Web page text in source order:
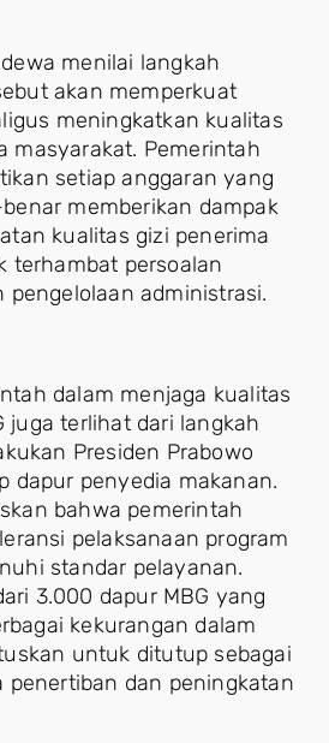
menilai langkah
akan memperkuat
meningkatkan kualitas
masyarakat. Pemerintah
setiap anggaran yang
memberikan dampak
kualitas gizi penerima
terhambat persoalan
pengelolaan administrasi.
dalam menjaga kualitas
juga terlihat dari langkah
Presiden Prabowo
dapur penyedia makanan.
bahwa pemerintah
pelaksanaan program
standar pelayanan.
3.000 dapur MBG yang
kekurangan dalam
untuk ditutup sebagai
penertiban dan peningkatan